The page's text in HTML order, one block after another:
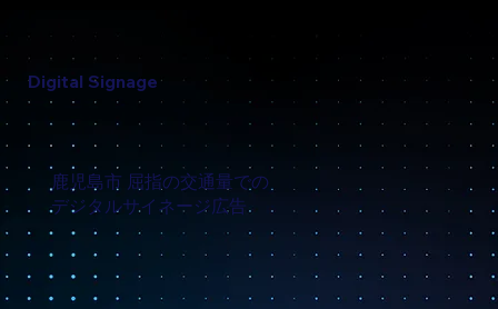
Digital Signage
鹿児島市 屈指の交通量での
デジタルサイネージ広告